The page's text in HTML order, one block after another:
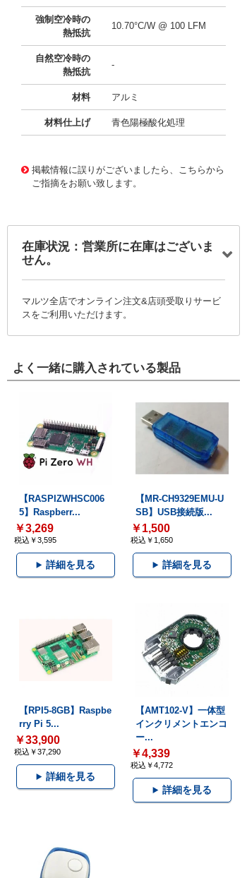
強制空冷時の
熱抵抗
10.70°C/W @ 100 LFM
自然空冷時の
熱抵抗
-
材料 アルミ
材料仕上げ 青色陽極酸化処理
掲載情報に誤りがございましたら、こちらから
ご指摘をお願い致します。
在庫状況：営業所に在庫はございま
せん。
マルツ全店でオンライン注文&店頭受取りサービ
スをご利用いただけます。
よく一緒に購入されている製品
【RASPIZWHSC006
5】Raspberr...
￥3,269
税込￥3,595
詳細を見る
【MR-CH9329EMU-U
SB】USB接続版...
￥1,500
税込￥1,650
詳細を見る
【RPI5-8GB】Raspbe
rry Pi 5...
￥33,900
税込￥37,290
詳細を見る
【AMT102-V】一体型
インクリメントエンコ
ー...
￥4,339
税込￥4,772
詳細を見る